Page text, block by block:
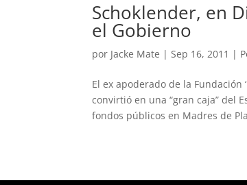
Schoklender, en
el Gobierno
por Jacke Mate | Sep 16, 2011 |
El ex apoderado de la Fundación
convirtió en una “gran caja” del
fondos públicos en Madres de